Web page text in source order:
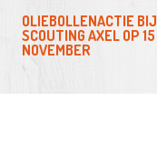
OLIEBOLLENACTIE BIJ
SCOUTING AXEL OP 15
NOVEMBER